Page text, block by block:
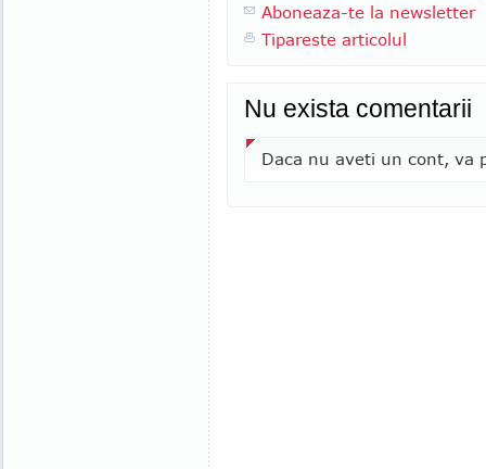
Aboneaza-te la newsletter
Tipareste articolul
Nu exista comentarii
Daca nu aveti un cont, va